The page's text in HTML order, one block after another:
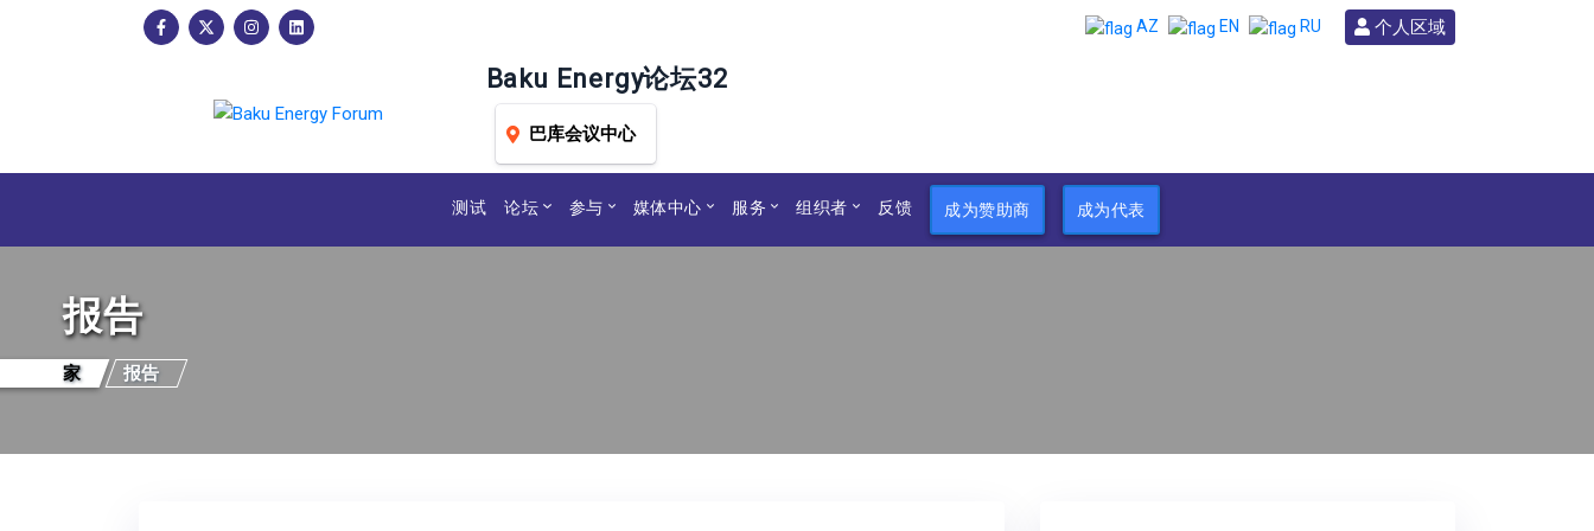
AZ EN RU 个人区域
Baku Energy论坛32
巴库会议中心
测试 论坛 参与 媒体中心 服务 组织者 反馈 成为赞助商 成为代表
报告
家 报告